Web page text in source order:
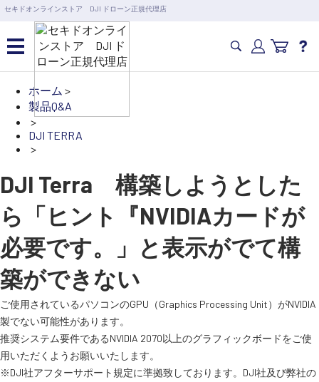
セキドオンラインストア DJI ドローン正規代理店
営業日の15時まで即日出荷
6,000円以上のご購入で送料無料！ポイント1%還元 >>
カメラドローン・生活家電
カメラ・スタビライザー
業務用ドローン・業務関連
製品
水中ドローン(ROV)・水中スクーター
RC・ロボット部品
講習会･国家資格･WEBセミナー
スペシャルコンテンツ 定期配信!
ホーム >
製品Q&A
>
DJI TERRA
>
DJI Terra 構築しようとした
ら「ヒント『NVIDIAカードが
必要です。」と表示がでて構
築ができない
ご使用されているパソコンのGPU（Graphics Processing Unit）がNVIDIA
製でない可能性があります。
推奨システム要件であるNVIDIA 2070以上のグラフィックボードをご使
用いただくようお願いいたします。
※DJI社アフターサポート規定に準拠致しております。DJI社及び弊社の